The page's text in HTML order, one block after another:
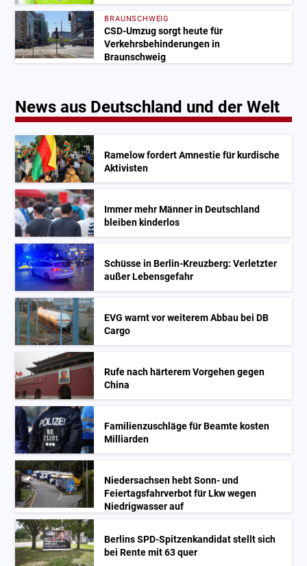
BRAUNSCHWEIG
CSD-Umzug sorgt heute für
Verkehrsbehinderungen in
Braunschweig
News aus Deutschland und der Welt
Ramelow fordert Amnestie für kurdische
Aktivisten
Immer mehr Männer in Deutschland
bleiben kinderlos
Schüsse in Berlin-Kreuzberg: Verletzter
außer Lebensgefahr
EVG warnt vor weiterem Abbau bei DB
Cargo
Rufe nach härterem Vorgehen gegen
China
Familienzuschläge für Beamte kosten
Milliarden
Niedersachsen hebt Sonn- und
Feiertagsfahrverbot für Lkw wegen
Niedrigwasser auf
Berlins SPD-Spitzenkandidat stellt sich
bei Rente mit 63 quer